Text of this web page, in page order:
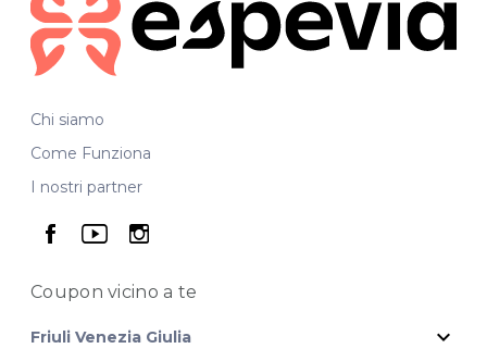
Chi siamo
Come Funziona
I nostri partner
seguici su facebook
seguici su youtube
seguici su instagram
Coupon vicinoa te
Friuli Venezia Giulia expand_more